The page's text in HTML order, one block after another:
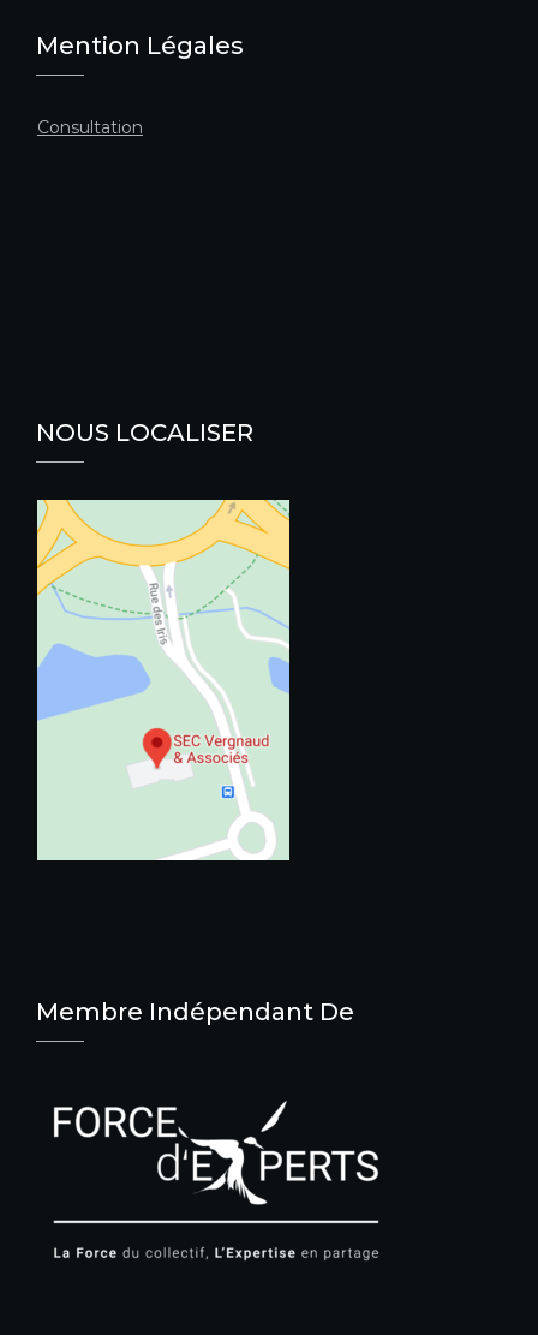
Mention Légales
Consultation
NOUS LOCALISER
Membre Indépendant De